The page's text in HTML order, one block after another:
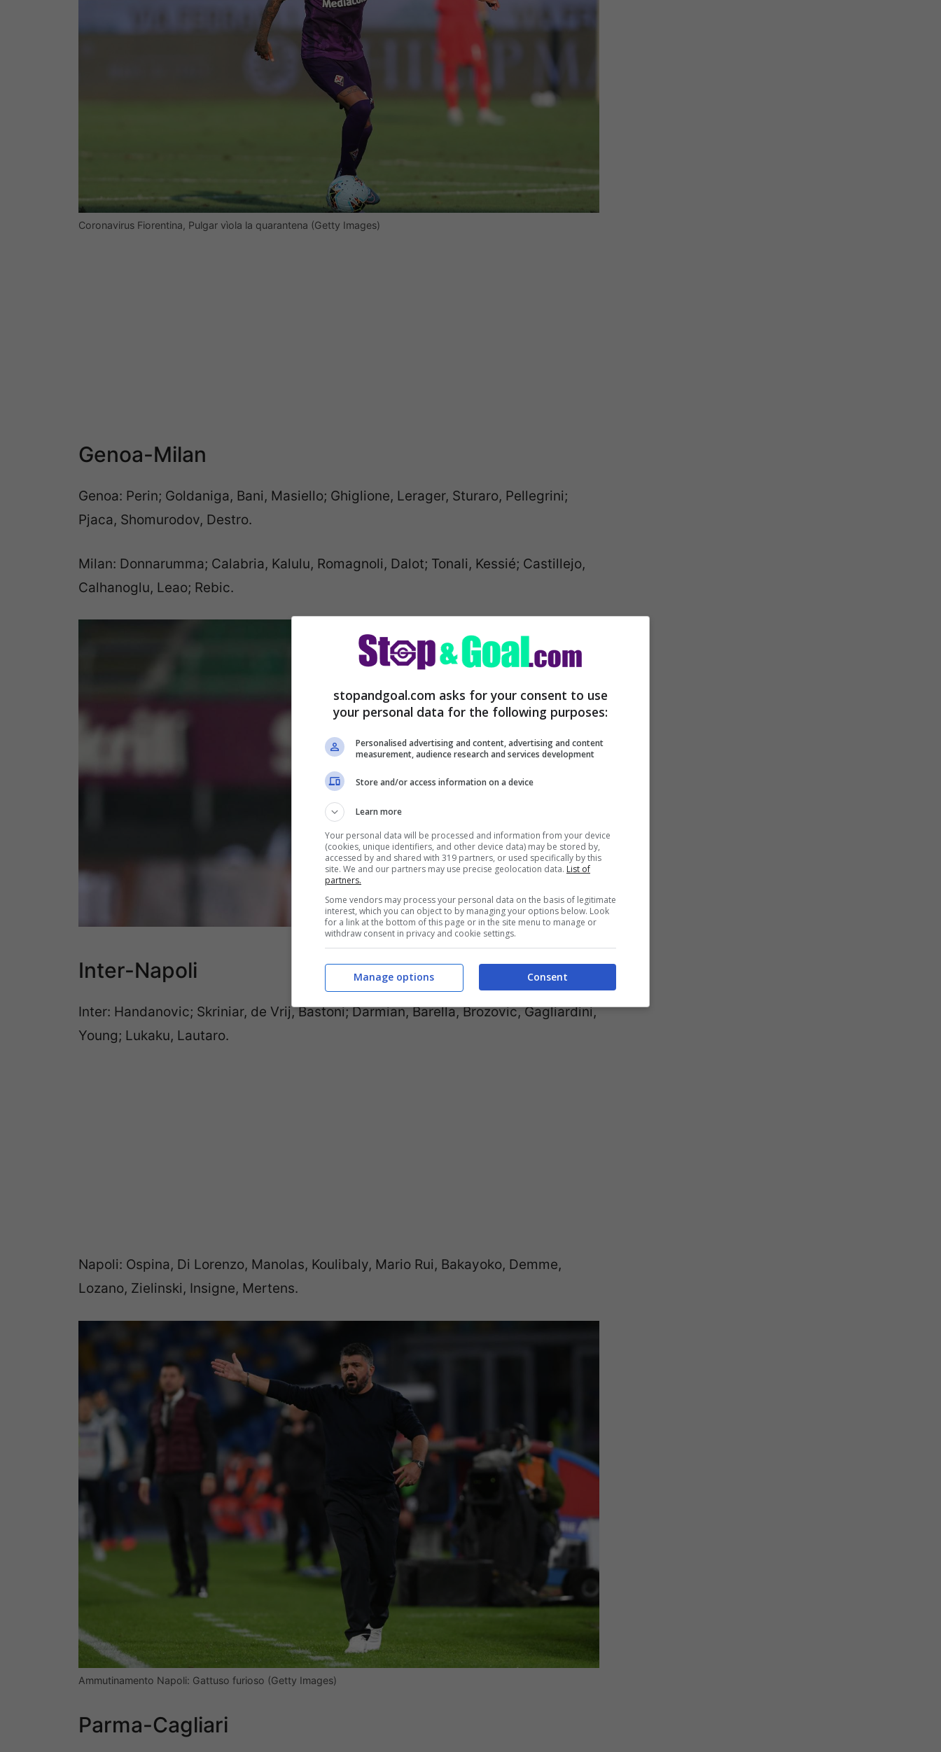
Coronavirus Fiorentina, Pulgar vìola la quarantena (Getty Images)
Genoa-Milan
Genoa: Perin; Goldaniga, Bani, Masiello; Ghiglione, Lerager, Sturaro, Pellegrini;
Pjaca, Shomurodov, Destro.
Milan: Donnarumma; Calabria, Kalulu, Romagnoli, Dalot; Tonali, Kessié; Castillejo,
Calhanoglu, Leao; Rebic.
Inter-Napoli
Inter: Handanovic; Skriniar, de Vrij, Bastoni; Darmian, Barella, Brozovic, Gagliardini,
Young; Lukaku, Lautaro.
Napoli: Ospina, Di Lorenzo, Manolas, Koulibaly, Mario Rui, Bakayoko, Demme,
Lozano, Zielinski, Insigne, Mertens.
Ammutinamento Napoli: Gattuso furioso (Getty Images)
Parma-Cagliari
stopandgoal.com asks for your consent to use
your personal data for the following purposes:
Personalised advertising and content, advertising and content
measurement, audience research and services development
Store and/or access information on a device
Learn more
Your personal data will be processed and information from your device
(cookies, unique identifiers, and other device data) may be stored by,
accessed by and shared with 319 partners, or used specifically by this
site. We and our partners may use precise geolocation data. List of
partners.
Some vendors may process your personal data on the basis of legitimate
interest, which you can object to by managing your options below. Look
for a link at the bottom of this page or in the site menu to manage or
withdraw consent in privacy and cookie settings.
Consent
Manage options